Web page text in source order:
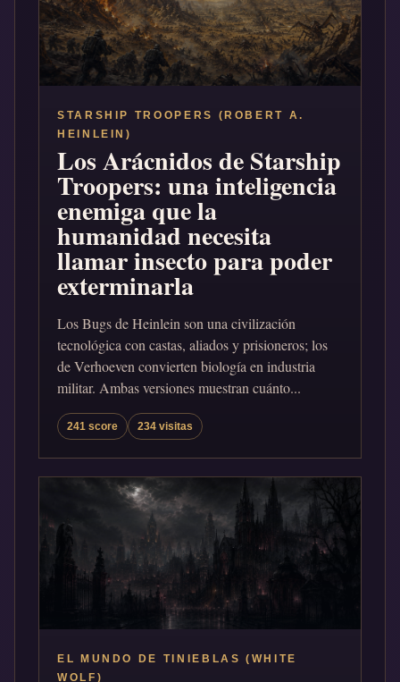
STARSHIP TROOPERS (ROBERT A.
HEINLEIN)
Los Arácnidos de Starship
Troopers: una inteligencia
enemiga que la
humanidad necesita
llamar insecto para poder
exterminarla
Los Bugs de Heinlein son una civilización
tecnológica con castas, aliados y prisioneros; los
de Verhoeven convierten biología en industria
militar. Ambas versiones muestran cuánto...
241 score 234 visitas
EL MUNDO DE TINIEBLAS (WHITE
WOLF)